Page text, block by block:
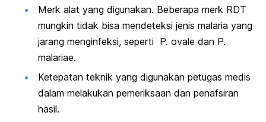
Merk alat yang digunakan. Beberapa merk RDT
mungkin tidak bisa mendeteksi jenis malaria yang
jarang menginfeksi, seperti P. ovale dan P.
malariae.
Ketepatan teknik yang digunakan petugas medis
dalam melakukan pemeriksaan dan penafsiran
hasil.